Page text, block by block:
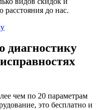
расстояния до нас.
диагностику
чем по 20 параметрам
это бесплатно и